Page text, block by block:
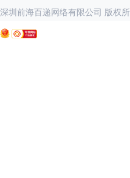
深圳前海百递网络有限公司 版权